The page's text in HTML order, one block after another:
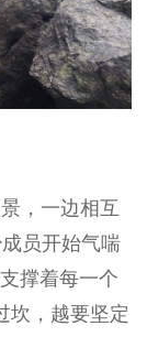
，一边相互
员开始气喘
撑着每一个
坎，越要坚定